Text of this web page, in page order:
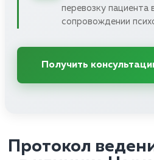
перевозку пациента
сопровождении
Получить
Протокол